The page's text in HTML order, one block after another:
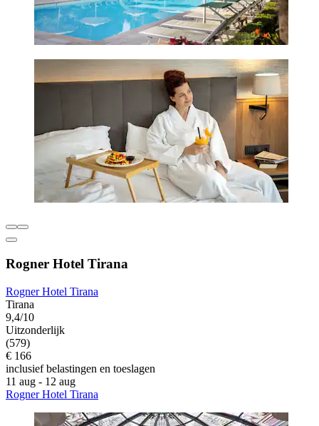
Rogner Hotel Tirana
Rogner Hotel Tirana
Tirana
9,4/10
Uitzonderlijk
(579)
€ 166
inclusief belastingen en toeslagen
11 aug - 12 aug
Rogner Hotel Tirana